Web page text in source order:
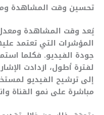
تحسين وقت المشاهدة
يُعد وقت المشاهدة
المؤشرات التي تعتمد
جودة الفيديو. فكلما
لفترة أطول، ازدادت
إلى ترشيح الفيديو
مباشرة على نمو القناة